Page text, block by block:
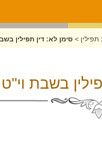
> סימן לא: דין תפילין
בשבת וי"ט